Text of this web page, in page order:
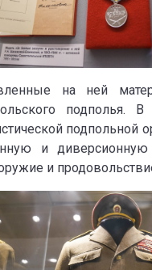
на ней
подполья.
подпольной
и
и